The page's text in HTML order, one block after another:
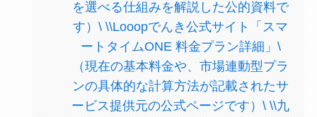
を選べる仕組みを解説した公的資料で
す）\ \\Looopでんき公式サイト「スマ
ートタイムONE 料金プラン詳細」\
（現在の基本料金や、市場連動型プラ
ンの具体的な計算方法が記載されたサ
ービス提供元の公式ページです）\ \\九